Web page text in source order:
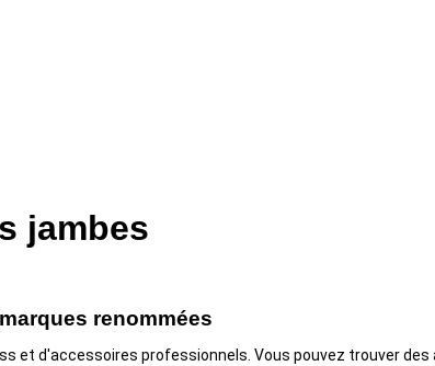
jambes
renommées
d'accessoires professionnels. Vous pouvez trouver des